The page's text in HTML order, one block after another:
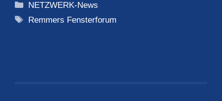
Kategorien
NETZWERK-News
Schlagwörter
Remmers Fensterforum